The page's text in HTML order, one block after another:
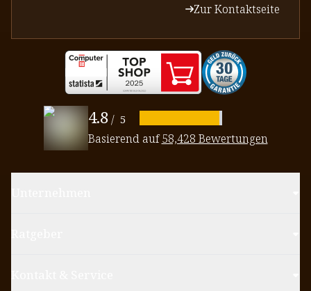
Zur Kontaktseite
4.8 / 5
Basierend auf58,428 Bewertungen